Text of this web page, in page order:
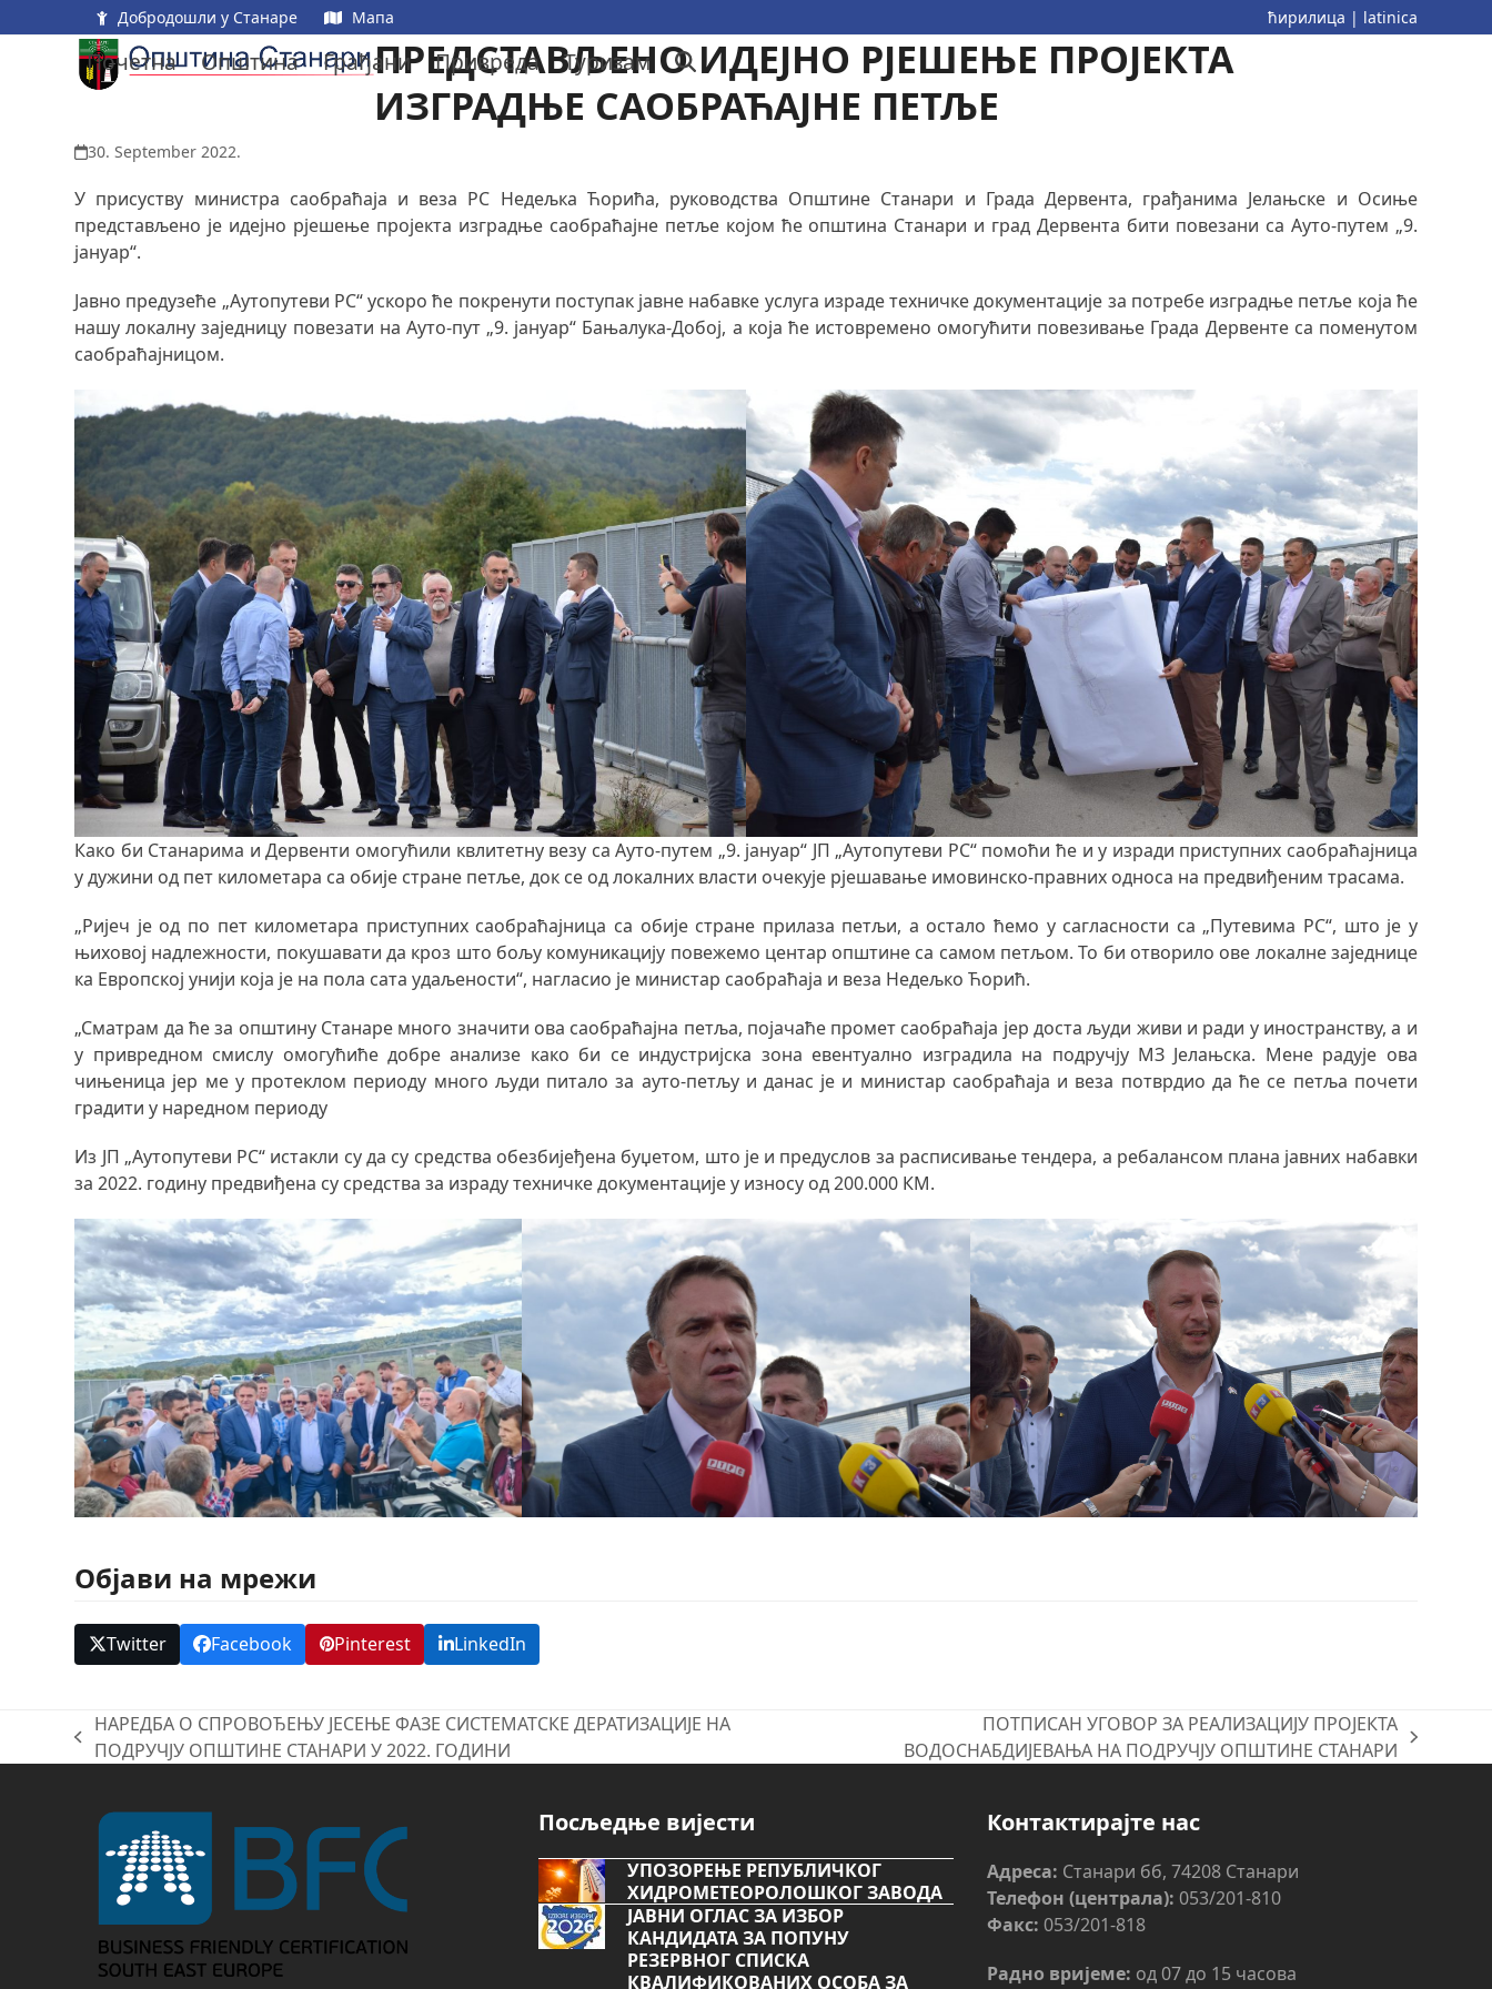
to
Добродошли у Станаре Мапа ћирилица | latinica
Почетна Општина Грађани Привреда Туризам
ПРЕДСТАВЉЕНО ИДЕЈНО РЈЕШЕЊЕ ПРОЈЕКТА
ИЗГРАДЊЕ САОБРАЋАЈНЕ ПЕТЉЕ
30. September 2022.
У присуству министра саобраћаја и веза РС Недељка Ћорића, руководства Општине Станари и Града Дервента, грађанима Јелањске и Осиње
представљено је идејно рјешење пројекта изградње саобраћајне петље којом ће општина Станари и град Дервента бити повезани са Ауто-путем „9.
јануар“.
Јавно предузеће „Аутопутеви РС“ ускоро ће покренути поступак јавне набавке услуга израде техничке документације за потребе изградње петље која ће
нашу локалну заједницу повезати на Ауто-пут „9. јануар“ Бањалука-Добој, а која ће истовремено омогућити повезивање Града Дервенте са поменутом
саобраћајницом.
Како би Станарима и Дервенти омогућили квлитетну везу са Ауто-путем „9. јануар“ ЈП „Аутопутеви РС“ помоћи ће и у изради приступних саобраћајница
у дужини од пет километара са обије стране петље, док се од локалних власти очекује рјешавање имовинско-правних односа на предвиђеним трасама.
„Ријеч је од по пет километара приступних саобраћајница са обије стране прилаза петљи, а остало ћемо у сагласности са „Путевима РС“, што је у
њиховој надлежности, покушавати да кроз што бољу комуникацију повежемо центар општине са самом петљом. То би отворило ове локалне заједнице
ка Европској унији која је на пола сата удаљености“, нагласио је министар саобраћаја и веза Недељко Ћорић.
„Сматрам да ће за општину Станаре много значити ова саобраћајна петља, појачаће промет саобраћаја јер доста људи живи и ради у иностранству, а и
у привредном смислу омогућиће добре анализе како би се индустријска зона евентуално изградила на подручју МЗ Јелањска. Мене радује ова
чињеница јер ме у протеклом периоду много људи питало за ауто-петљу и данас је и министар саобраћаја и веза потврдио да ће се петља почети
градити у наредном периоду
Из ЈП „Аутопутеви РС“ истакли су да су средства обезбијеђена буџетом, што је и предуслов за расписивање тендера, а ребалансом плана јавних набавки
за 2022. годину предвиђена су средства за израду техничке документације у износу од 200.000 КМ.
Објави на мрежи
Twitter Facebook Pinterest LinkedIn
previous
НАРЕДБА О СПРОВОЂЕЊУ ЈЕСЕЊЕ ФАЗЕ СИСТЕМАТСКЕ ДЕРАТИЗАЦИЈЕ НА
ПОДРУЧЈУ ОПШТИНЕ СТАНАРИ У 2022. ГОДИНИ
ПОТПИСАН УГОВОР ЗА РЕАЛИЗАЦИЈУ ПРОЈЕКТА
ВОДОСНАБДИЈЕВАЊА НА ПОДРУЧЈУ ОПШТИНЕ СТАНАРИ
Посљедње вијести
УПОЗОРЕЊЕ РЕПУБЛИЧКОГ
ХИДРОМЕТЕОРОЛОШКОГ ЗАВОДА
ЈАВНИ ОГЛАС ЗА ИЗБОР
КАНДИДАТА ЗА ПОПУНУ
РЕЗЕРВНОГ СПИСКА
КВАЛИФИКОВАНИХ ОСОБА ЗА
Контактирајте нас
Адреса: Станари бб, 74208 Станари
Телефон (централа): 053/201-810
Факс: 053/201-818
Радно вријеме: од 07 до 15 часова